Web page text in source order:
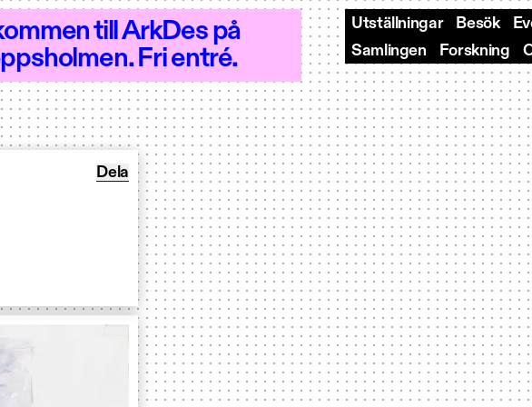
Öppet 10–18
till ArkDes på
Fri entré.
Utställningar Besök
Samlingen
Forskning
Dela Unboxing: Söders hjärta
Dela